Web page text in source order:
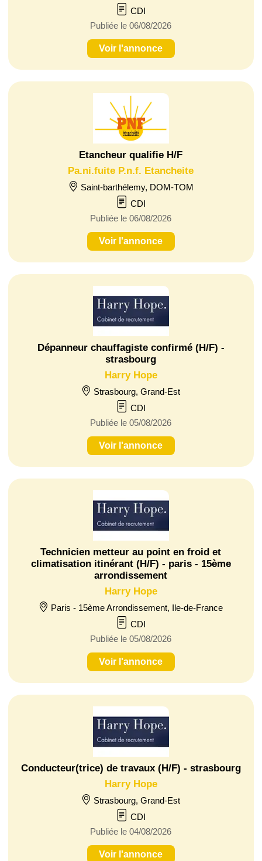
CDI
Publiée le 06/08/2026
Voir l'annonce
Etancheur qualifie H/F
Pa.ni.fuite P.n.f. Etancheite
Saint-barthélemy, DOM-TOM
CDI
Publiée le 06/08/2026
Voir l'annonce
Dépanneur chauffagiste confirmé (H/F) -
strasbourg
Harry Hope
Strasbourg, Grand-Est
CDI
Publiée le 05/08/2026
Voir l'annonce
Technicien metteur au point en froid et
climatisation itinérant (H/F) - paris - 15ème
arrondissement
Harry Hope
Paris - 15ème Arrondissement, Ile-de-France
CDI
Publiée le 05/08/2026
Voir l'annonce
Conducteur(trice) de travaux (H/F) - strasbourg
Harry Hope
Strasbourg, Grand-Est
CDI
Publiée le 04/08/2026
Voir l'annonce